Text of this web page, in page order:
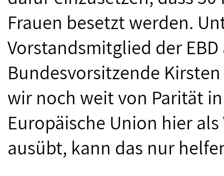
Frauen besetzt werden.
Vorstandsmitglied der
Bundesvorsitzende
wir noch weit von Parität
Europäische Union hier
ausübt, kann das nur